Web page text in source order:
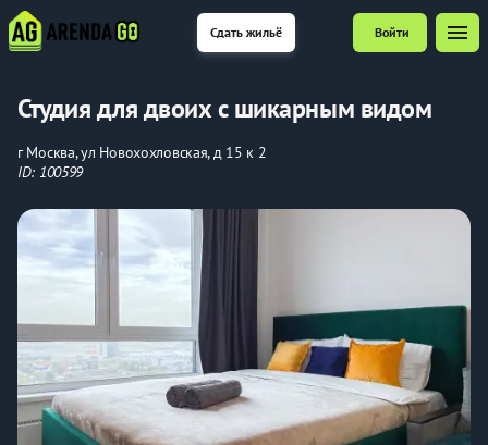
Сдать жильё Войти menu
Студия для двоих с шикарным видом
г Москва, ул Новохохловская, д 15 к 2
ID: 100599